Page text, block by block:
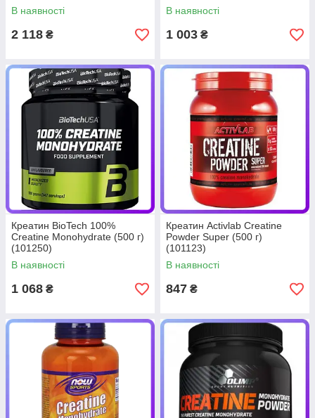
В наявності
2 118 ₴
В наявності
1 003 ₴
Креатин BioTech 100%
Creatine Monohydrate (500 г)
(101250)
В наявності
1 068 ₴
Креатин Activlab Creatine
Powder Super (500 г)
(101123)
В наявності
847 ₴